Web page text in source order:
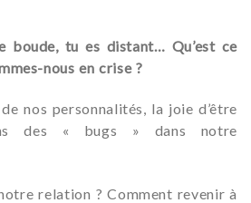
boude, tu es distant… Qu’est ce
nous en crise ?
nos personnalités, la joie d’être
des « bugs » dans notre
relation ? Comment revenir à